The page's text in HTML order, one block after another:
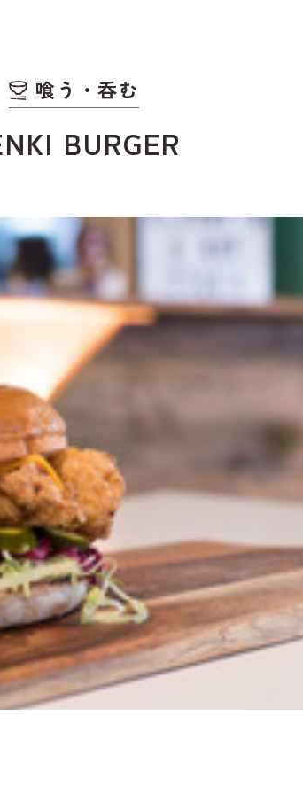
者の
お問い合わせ・資料
請求
野沢温泉マウンテンリ
ゾート観光局について
プライバシーポリシー
喰う・呑む
BURGER